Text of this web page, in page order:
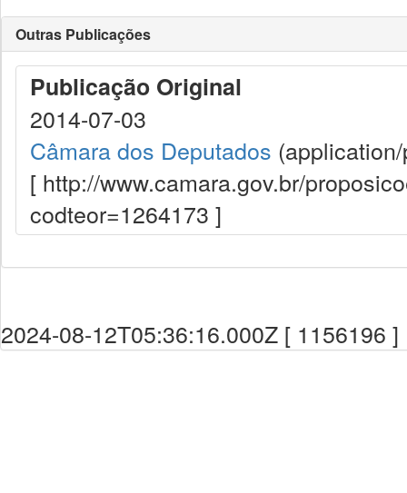
Outras Publicações
Publicação Original
2014-07-03
Câmara dos Deputados
[ http://www.camara.gov.br/
codteor=1264173 ]
2024-08-12T05:36:16.000Z [ 1156196 ]